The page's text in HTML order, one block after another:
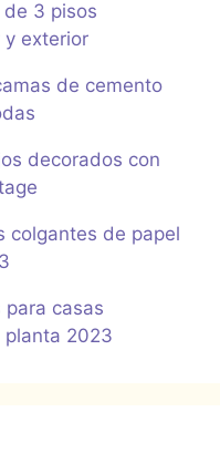
de 3 pisos
y exterior
de cemento
decorados con
colgantes de papel
casas
planta 2023